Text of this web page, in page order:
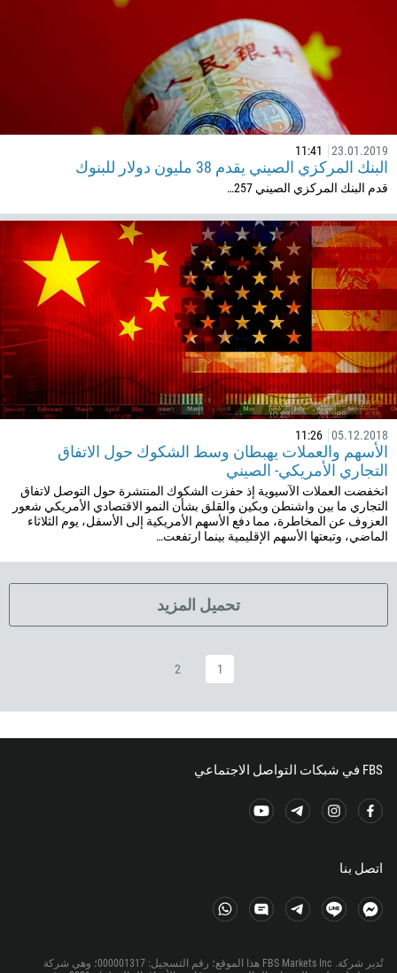
23.01.2019
11:41
البنك المركزي الصيني يقدم 38 مليون دولار للبنوك
قدم البنك المركزي الصيني 257…
05.12.2018
11:26
الأسهم والعملات يهبطان وسط الشكوك حول الاتفاق
التجاري الأمريكي- الصيني
انخفضت العملات الآسيوية إذ حفزت الشكوك المنتشرة حول التوصل لاتفاق
التجاري ما بين واشنطن وبكين والقلق بشأن النمو الاقتصادي الأمريكي شعور
العزوف عن المخاطرة، مما دفع الأسهم الأمريكية إلى الأسفل، يوم الثلاثاء
الماضي، وتبعتها الأسهم الإقليمية بينما ارتفعت…
تحميل المزيد
1
2
FBS في شبكات التواصل الاجتماعي
اتصل بنا
تُدير شركة. FBS Markets Inc هذا الموقع؛ رقم التسجيل: 000001317؛ وهي شركة
61
57
242
243
682
506
225
385
53
357
420
45
253
1767
1809
593
20
503
240
251
689
995
49